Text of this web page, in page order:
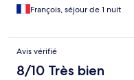
François, séjour de 1 nuit
Avis vérifié
8/10 Très bien